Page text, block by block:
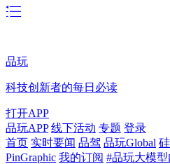
品玩
科技创新者的每日必读
打开APP
品玩APP 线下活动 专题 登录
首页 实时要闻 品驾 品玩Global
PinGraphic 我的订阅 #品玩大模